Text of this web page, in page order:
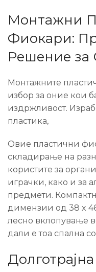
Монтажни
Фиокари:
Решение
Монтажните
избор за оние кои
издржливост.
пластика,
Овие пластични
складирање на
користите за
играчки, како и за
предмети.
димензии од 38 x
лесно вклопување
дали е тоа спална